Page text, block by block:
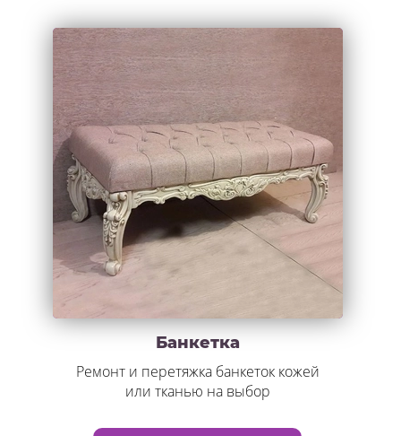
Банкетка
Ремонт и перетяжка банкеток кожей
или тканью на выбор